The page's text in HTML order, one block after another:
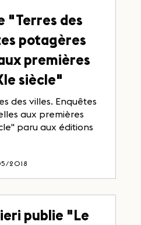
"Terres des
potagères
premières
siècle"
des villes. Enquêtes
aux premières
paru aux éditions
2018
publie "Le